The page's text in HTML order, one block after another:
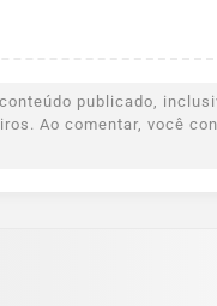
publicado,
Ao comentar, você